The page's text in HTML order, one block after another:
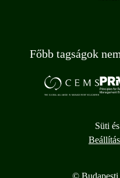
Főbb tagságok
Süti